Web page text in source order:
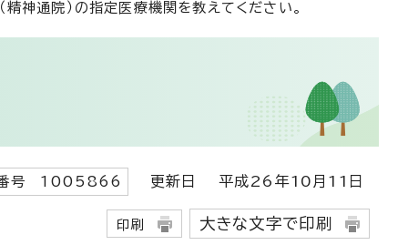
精神通院）の指定医療機関を教えてください。
番号 1005866 更新日 平成26年10月11日
印刷 大きな文字で印刷